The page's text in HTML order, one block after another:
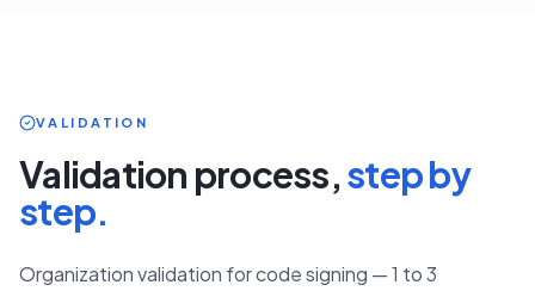
VALIDATION
Validation process,step by
step.
Organization validation for code signing — 1 to 3